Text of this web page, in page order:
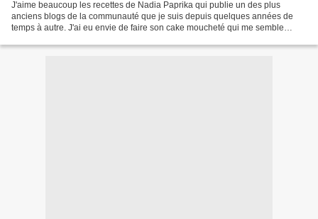
J'aime beaucoup les recettes de Nadia Paprika qui publie un des plus
anciens blogs de la communauté que je suis depuis quelques années de
temps à autre. J'ai eu envie de faire son cake moucheté qui me semble